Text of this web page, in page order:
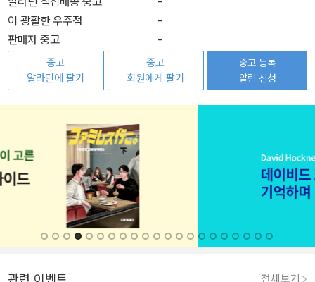
이 광활한 우주점
-
판매자 중고
-
중고
알라딘에 팔기
중고
회원에게 팔기
중고 등록
알림 신청
관련 이벤트 전체보기